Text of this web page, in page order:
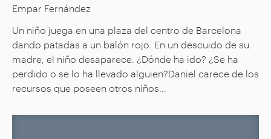
Empar Fernández
Un niño juega en una plaza del centro de Barcelona
dando patadas a un balón rojo. En un descuido de su
madre, el niño desaparece. ¿Dónde ha ido? ¿Se ha
perdido o se lo ha llevado alguien?Daniel carece de los
recursos que poseen otros niños...